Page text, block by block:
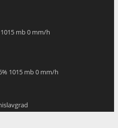
1015 mb0 mm/h
1015 mb0 mm/h